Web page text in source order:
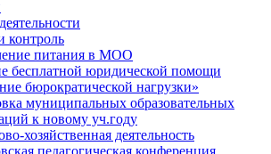
контроль
питания в МОО
бесплатной юридической помощи
бюрократической нагрузки»
муниципальных образовательных
к новому уч.году
хозяйственная деятельность